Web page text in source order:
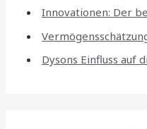
Innovationen: Der
Dysons Einfluss auf